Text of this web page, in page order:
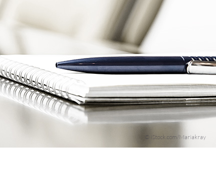
© iStock.com/Mariakray